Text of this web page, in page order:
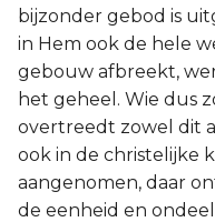
bijzonder gebod is
in Hem ook de hele
gebouw afbreekt,
het geheel. Wie dus
overtreedt zowel dit
ook in de christelijke
aangenomen, daar
de eenheid en